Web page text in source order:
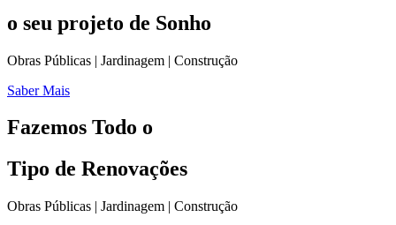
o seu projeto de Sonho
Obras Públicas | Jardinagem | Construção
Saber Mais
Fazemos Todo o
Tipo de Renovações
Obras Públicas | Jardinagem | Construção